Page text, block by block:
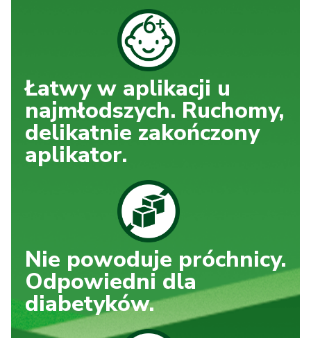
Łatwy w aplikacji u
najmłodszych. Ruchomy,
delikatnie zakończony
aplikator.
Nie powoduje próchnicy.
Odpowiedni dla
diabetyków.